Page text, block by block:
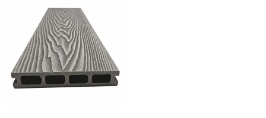
избранное сравнить